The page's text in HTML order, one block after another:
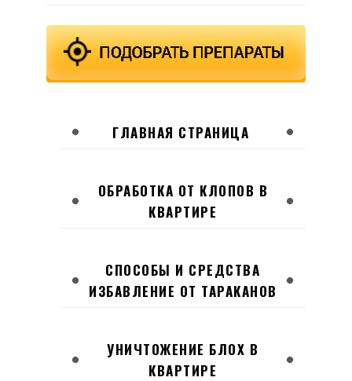
ГЛАВНАЯ СТРАНИЦА
ОБРАБОТКА ОТ КЛОПОВ В
КВАРТИРЕ
СПОСОБЫ И СРЕДСТВА
ИЗБАВЛЕНИЕ ОТ ТАРАКАНОВ
УНИЧТОЖЕНИЕ БЛОХ В
КВАРТИРЕ